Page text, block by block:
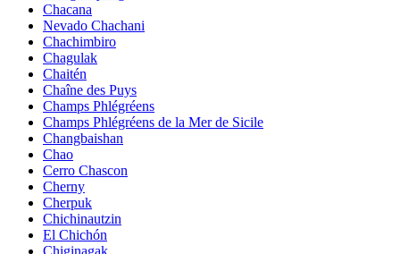
Chacana
Nevado Chachani
Chachimbiro
Chagulak
Chaitén
Chaîne des Puys
Champs Phlégréens
Champs Phlégréens de la Mer de Sicile
Changbaishan
Chao
Cerro Chascon
Cherny
Cherpuk
Chichinautzin
El Chichón
Chiginagak